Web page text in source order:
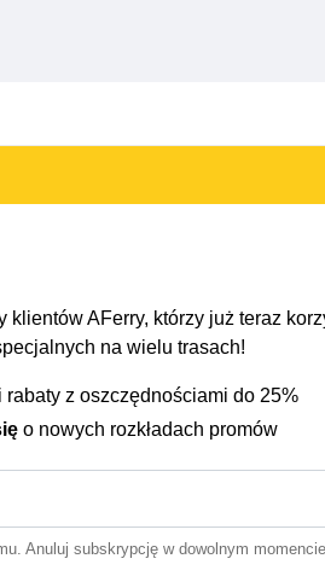
klientów AFerry, którzy już teraz
na wielu trasach!
i rabaty z oszczędnościami do 25%
o nowych rozkładach promów
Anuluj subskrypcję w dowolnym